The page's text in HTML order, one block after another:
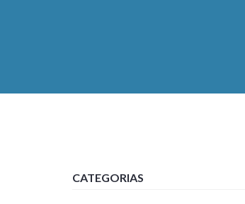
CATEGORIAS